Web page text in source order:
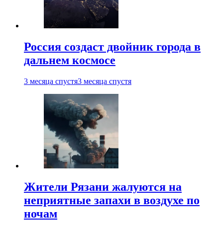
Россия создаст двойник города в
дальнем космосе
3 месяца спустя3 месяца спустя
Жители Рязани жалуются на
неприятные запахи в воздухе по
ночам